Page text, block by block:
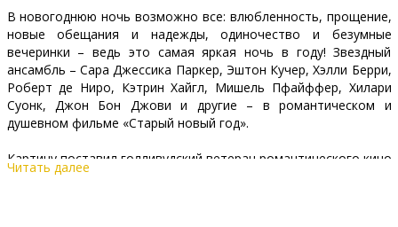
В новогоднюю ночь возможно все: влюбленность, прощение,
новые обещания и надежды, одиночество и безумные
вечеринки – ведь это самая яркая ночь в году! Звездный
ансамбль – Сара Джессика Паркер, Эштон Кучер, Хэлли Берри,
Роберт де Ниро, Кэтрин Хайгл, Мишель Пфайффер, Хилари
Суонк, Джон Бон Джови и другие – в романтическом и
душевном фильме «Старый новый год».
Картину поставил голливудский ветеран романтического кино
Гэрри Маршалл, автор таких классических фильмов, как
Читать далее